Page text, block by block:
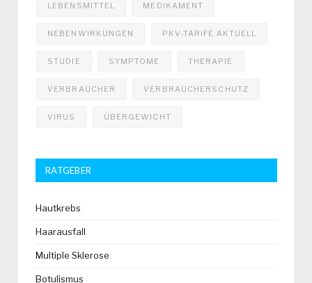
LEBENSMITTEL MEDIKAMENT
NEBENWIRKUNGEN PKV-TARIFE AKTUELL
STUDIE SYMPTOME THERAPIE
VERBRAUCHER VERBRAUCHERSCHUTZ
VIRUS ÜBERGEWICHT
RATGEBER
Hautkrebs
Haarausfall
Multiple Sklerose
Botulismus